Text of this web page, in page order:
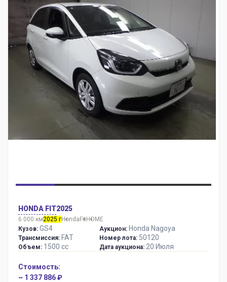
HONDA FIT2025
6 000 км2025 гHonda Fit HOME
Кузов: GS4
Трансмиссия: FAT
Объем: 1500 сс
Аукцион: Honda Nagoya
Номер лота: 50120
Дата аукциона: 20 Июля
Стоимость:
~ 1 337 886 ₽